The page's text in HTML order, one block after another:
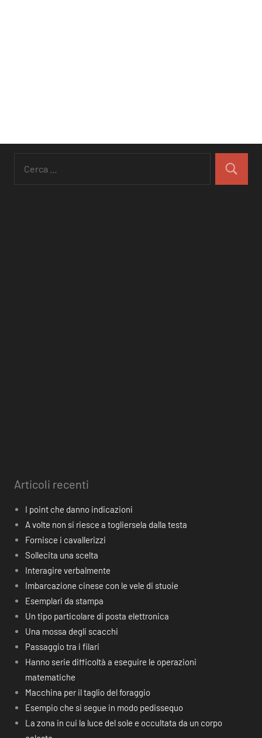
Articoli recenti
I point che danno indicazioni
A volte non si riesce a togliersela dalla testa
Fornisce i cavallerizzi
Sollecita una scelta
Interagire verbalmente
Imbarcazione cinese con le vele di stuoie
Esemplari da stampa
Un tipo particolare di posta elettronica
Una mossa degli scacchi
Passaggio tra i filari
Hanno serie difficoltà a eseguire le operazioni
matematiche
Macchina per il taglio del foraggio
Esempio che si segue in modo pedissequo
La zona in cui la luce del sole e occultata da un corpo